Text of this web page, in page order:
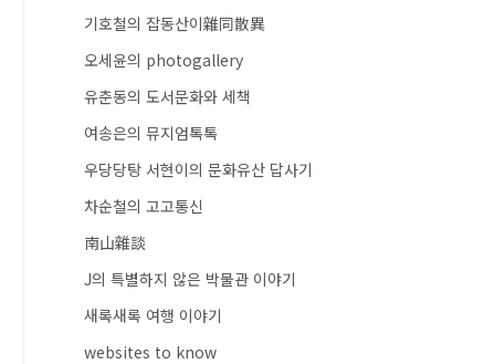
기호철의 잡동산이雜同散異
오세윤의 photogallery
유춘동의 도서문화와 세책
여송은의 뮤지엄톡톡
우당당탕 서현이의 문화유산 답사기
차순철의 고고통신
南山雜談
J의 특별하지 않은 박물관 이야기
새록새록 여행 이야기
websites to know